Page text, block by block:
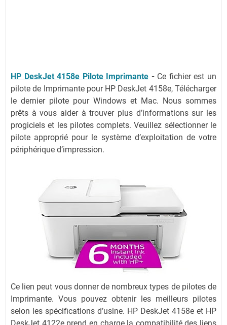
HP DeskJet 4158e Pilote Imprimante - Ce fichier est un
pilote de Imprimante pour HP DeskJet 4158e, Télécharger
le dernier pilote pour Windows et Mac. Nous sommes
prêts à vous aider à trouver plus d’informations sur les
progiciels et les pilotes complets. Veuillez sélectionner le
pilote approprié pour le système d’exploitation de votre
périphérique d’impression.
Ce lien peut vous donner de nombreux types de pilotes de
Imprimante. Vous pouvez obtenir les meilleurs pilotes
selon les spécifications d’usine. HP DeskJet 4158e et HP